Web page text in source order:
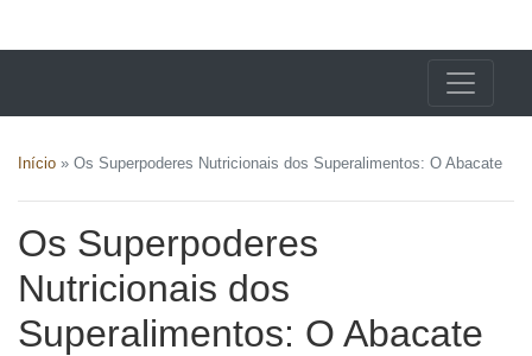
Início » Os Superpoderes Nutricionais dos Superalimentos: O Abacate
Os Superpoderes
Nutricionais dos
Superalimentos: O Abacate